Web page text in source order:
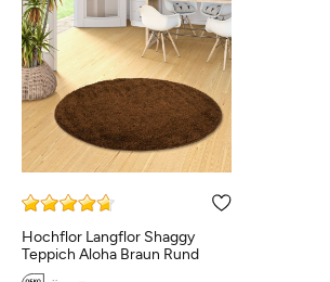
Hochflor Langflor Shaggy
Teppich Aloha Braun Rund